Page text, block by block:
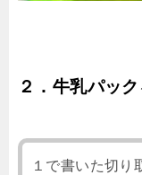
２．牛乳パッ
１で書いた切り